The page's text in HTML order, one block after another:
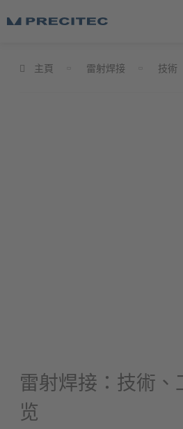
主頁 雷射焊接 技術
雷射焊接：技術、
览